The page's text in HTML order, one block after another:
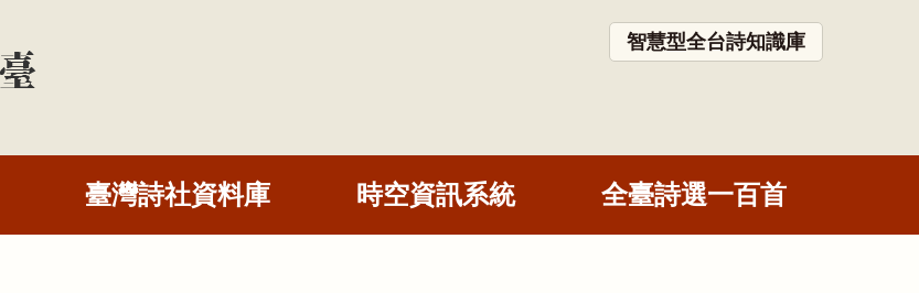
智慧型全台詩知識庫
臺灣詩社資料庫 時空資訊系統 全臺詩選一百首